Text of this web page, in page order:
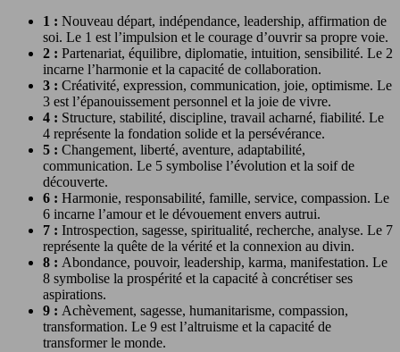
1 : Nouveau départ, indépendance, leadership, affirmation de
soi. Le 1 est l’impulsion et le courage d’ouvrir sa propre voie.
2 : Partenariat, équilibre, diplomatie, intuition, sensibilité. Le 2
incarne l’harmonie et la capacité de collaboration.
3 : Créativité, expression, communication, joie, optimisme. Le
3 est l’épanouissement personnel et la joie de vivre.
4 : Structure, stabilité, discipline, travail acharné, fiabilité. Le
4 représente la fondation solide et la persévérance.
5 : Changement, liberté, aventure, adaptabilité,
communication. Le 5 symbolise l’évolution et la soif de
découverte.
6 : Harmonie, responsabilité, famille, service, compassion. Le
6 incarne l’amour et le dévouement envers autrui.
7 : Introspection, sagesse, spiritualité, recherche, analyse. Le 7
représente la quête de la vérité et la connexion au divin.
8 : Abondance, pouvoir, leadership, karma, manifestation. Le
8 symbolise la prospérité et la capacité à concrétiser ses
aspirations.
9 : Achèvement, sagesse, humanitarisme, compassion,
transformation. Le 9 est l’altruisme et la capacité de
transformer le monde.